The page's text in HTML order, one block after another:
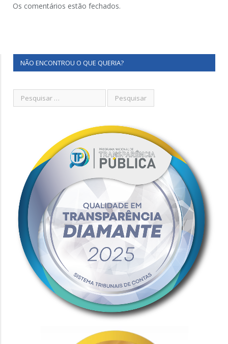
Os comentários estão fechados.
NÃO ENCONTROU O QUE QUERIA?